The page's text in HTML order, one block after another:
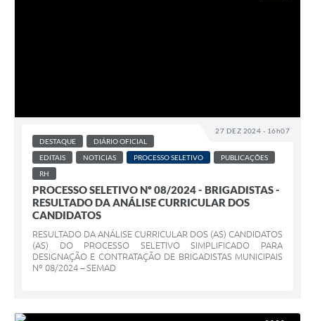
27 DEZ 2024 - 16h07
DESTAQUE
DIÁRIO OFICIAL
EDITAIS
NOTICIAS PROCESSO SELETIVO
PUBLICAÇÕES
RH
PROCESSO SELETIVO Nº 08/2024 - BRIGADISTAS -
RESULTADO DA ANÁLISE CURRICULAR DOS
CANDIDATOS
RESULTADO DA ANÁLISE CURRICULAR DOS (AS) CANDIDATOS
(AS) DO PROCESSO SELETIVO SIMPLIFICADO PARA
DESIGNAÇÃO E CONTRATAÇÃO DE BRIGADISTAS MUNICIPAIS
Nº 08/2024 – SEMAD